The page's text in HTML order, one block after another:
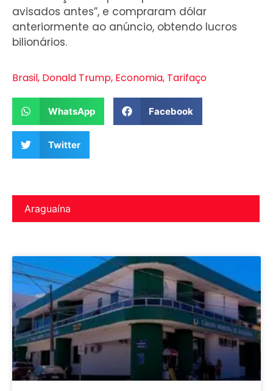
avisados antes”, e compraram dólar
anteriormente ao anúncio, obtendo lucros
bilionários.
Brasil, Donald Trump, Economia, Tarifaço
WhatsApp Facebook
Twitter
Araguaína